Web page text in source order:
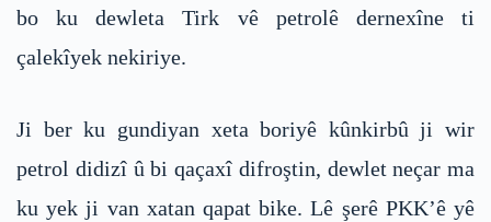
bo ku dewleta Tirk vê petrolê dernexîne ti
çalekîyek nekiriye.
Ji ber ku gundiyan xeta boriyê kûnkirbû ji wir
petrol didizî û bi qaçaxî difroştin, dewlet neçar ma
ku yek ji van xatan qapat bike. Lê şerê PKK’ê yê